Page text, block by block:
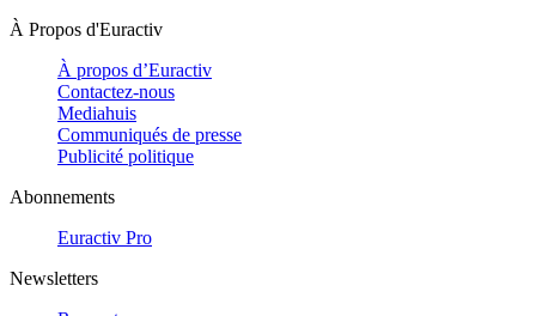
À Propos d'Euractiv
À propos d’Euractiv
Contactez-nous
Mediahuis
Communiqués de presse
Publicité politique
Abonnements
Euractiv Pro
Newsletters